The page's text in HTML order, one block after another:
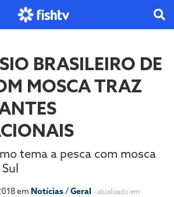
BRASILEIRO DE
MOSCA TRAZ
tema a pesca com mosca
em Notícias/Geral - atualizado em